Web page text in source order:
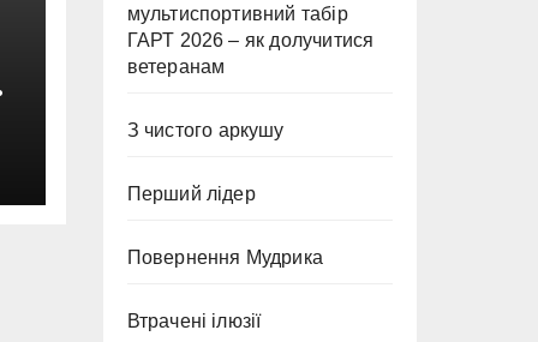
мультиспортивний табір
ГАРТ 2026 – як долучитися
ветеранам
З чистого аркушу
Перший лідер
Повернення Мудрика
Втрачені ілюзії